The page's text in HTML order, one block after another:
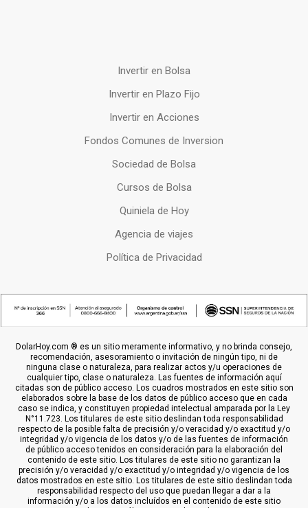
Invertir en Bolsa
Invertir en Plazo Fijo
Invertir en Acciones
Fondos Comunes de Inversion
Sociedad de Bolsa
Cursos de Bolsa
Quiniela de Hoy
Agencia de viajes
Política de Privacidad
DolarHoy.com ® es un sitio meramente informativo, y no brinda consejo,
recomendación, asesoramiento o invitación de ningún tipo, ni de
ninguna clase o naturaleza, para realizar actos y/u operaciones de
cualquier tipo, clase o naturaleza. Las fuentes de información aquí
citadas son de público acceso. Los cuadros mostrados en este sitio son
elaborados sobre la base de los datos de público acceso que en cada
caso se indica, y constituyen propiedad intelectual amparada por la Ley
N°11.723. Los titulares de este sitio deslindan toda responsabilidad
respecto de la posible falta de precisión y/o veracidad y/o exactitud y/o
integridad y/o vigencia de los datos y/o de las fuentes de información
de público acceso tenidos en consideración para la elaboración del
contenido de este sitio. Los titulares de este sitio no garantizan la
precisión y/o veracidad y/o exactitud y/o integridad y/o vigencia de los
datos mostrados en este sitio. Los titulares de este sitio deslindan toda
responsabilidad respecto del uso que puedan llegar a dar a la
información y/o a los datos incluídos en el contenido de este sitio